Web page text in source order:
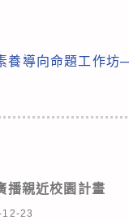
養導向命題工作坊
播親近校園計畫
23